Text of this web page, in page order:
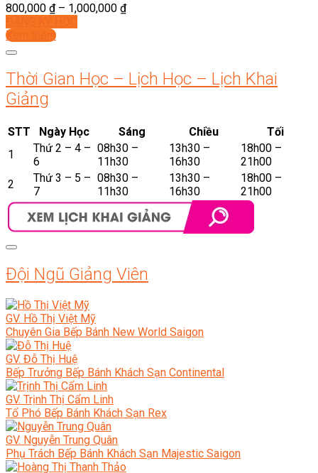
800,000 ₫– 1,000,000 ₫
Xem thêm
Thời Gian Học – Lịch Học – Lịch Khai
Giảng
STT Ngày Học Sáng Chiều
Tối
1
Thứ 2 – 4 –
6
08h30 –
11h30
13h30 –
16h30
18h00 –
21h00
2
Thứ 3 – 5 –
7
08h30 –
11h30
13h30 –
16h30
18h00 –
21h00
Đội Ngũ Giảng Viên
GV. Hồ Thị Việt Mỹ
Chuyên Gia Bếp Bánh New World Saigon
GV. Đỗ Thị Huệ
Bếp Trưởng Bếp Bánh Khách Sạn Continental
GV. Trịnh Thị Cẩm Linh
Tổ Phó Bếp Bánh Khách Sạn Rex
GV. Nguyễn Trung Quân
Phụ Trách Bếp Bánh Khách Sạn Majestic Saigon